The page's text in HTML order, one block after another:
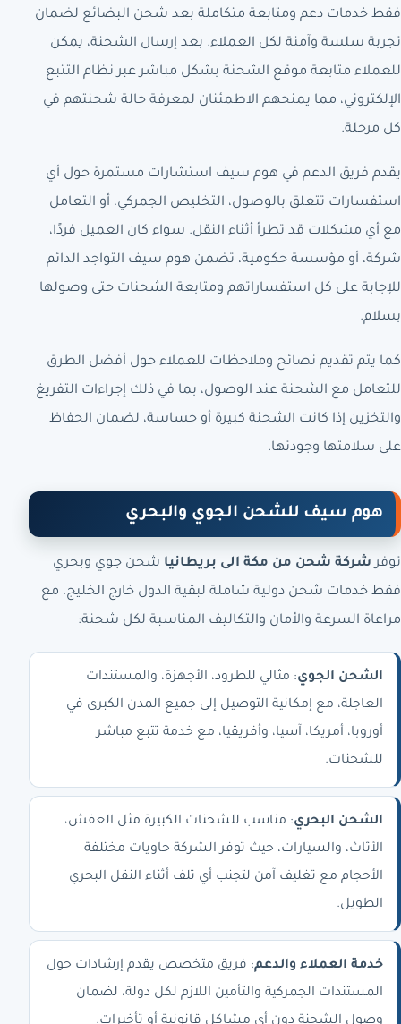
فقط خدمات دعم ومتابعة متكاملة بعد شحن البضائع لضمان
تجربة سلسة وآمنة لكل العملاء. بعد إرسال الشحنة، يمكن
للعملاء متابعة موقع الشحنة بشكل مباشر عبر نظام التتبع
الإلكتروني، مما يمنحهم الاطمئنان لمعرفة حالة شحنتهم في
كل مرحلة.
يقدم فريق الدعم في هوم سيف استشارات مستمرة حول أي
استفسارات تتعلق بالوصول، التخليص الجمركي، أو التعامل
مع أي مشكلات قد تطرأ أثناء النقل. سواء كان العميل فردًا،
شركة، أو مؤسسة حكومية، تضمن هوم سيف التواجد الدائم
للإجابة على كل استفساراتهم ومتابعة الشحنات حتى وصولها
بسلام.
كما يتم تقديم نصائح وملاحظات للعملاء حول أفضل الطرق
للتعامل مع الشحنة عند الوصول، بما في ذلك إجراءات التفريغ
والتخزين إذا كانت الشحنة كبيرة أو حساسة، لضمان الحفاظ
على سلامتها وجودتها.
هوم سيف للشحن الجوي والبحري
توفر شركة شحن من مكة الى بريطانيا شحن جوي وبحري
فقط خدمات شحن دولية شاملة لبقية الدول خارج الخليج، مع
مراعاة السرعة والأمان والتكاليف المناسبة لكل شحنة:
الشحن الجوي: مثالي للطرود، الأجهزة، والمستندات
العاجلة، مع إمكانية التوصيل إلى جميع المدن الكبرى في
أوروبا، أمريكا، آسيا، وأفريقيا، مع خدمة تتبع مباشر
للشحنات.
الشحن البحري: مناسب للشحنات الكبيرة مثل العفش،
الأثاث، والسيارات، حيث توفر الشركة حاويات مختلفة
الأحجام مع تغليف آمن لتجنب أي تلف أثناء النقل البحري
الطويل.
خدمة العملاء والدعم: فريق متخصص يقدم إرشادات حول
المستندات الجمركية والتأمين اللازم لكل دولة، لضمان